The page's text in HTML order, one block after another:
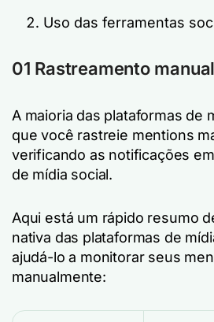
Uso das ferramentas
01 Rastreamento manual
A maioria das plataformas de
que você rastreie mentions
verificando as notificações
de mídia social.
Aqui está um rápido resumo
nativa das plataformas de
ajudá-lo a monitorar seus
manualmente: